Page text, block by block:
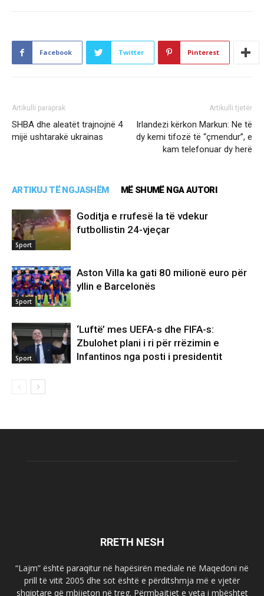
Facebook Twitter Pinterest
Artikulli paraprak
SHBA dhe aleatët trajnojnë 4
mijë ushtarakë ukrainas
Artikulli tjetër
Irlandezi kërkon Markun: Ne të
dy kemi tifozë të “çmendur”, e
kam telefonuar dy herë
ARTIKUJ TË NGJASHËM MË SHUMË NGA AUTORI
Sport
Goditja e rrufesë la të vdekur
futbollistin 24-vjeçar
Sport
Aston Villa ka gati 80 milionë euro për
yllin e Barcelonës
Sport
‘Luftë’ mes UEFA-s dhe FIFA-s:
Zbulohet plani i ri për rrëzimin e
Infantinos nga posti i presidentit
RRETH NESH
“Lajm” është paraqitur në hapësirën mediale në Maqedoni në
prill të vitit 2005 dhe sot është e përditshmja më e vjetër
shqiptare që mbijeton në treg. Përmbajtjet e veta i mbështet